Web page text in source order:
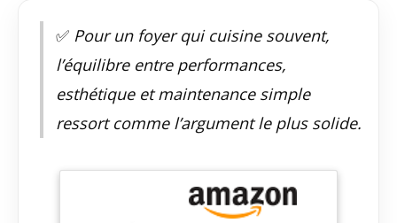
✅ Pour un foyer qui cuisine souvent,
l’équilibre entre performances,
esthétique et maintenance simple
ressort comme l’argument le plus solide.